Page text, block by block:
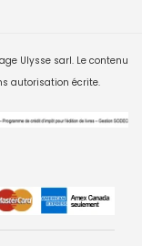
Ulysse sarl. Le contenu
autorisation écrite.